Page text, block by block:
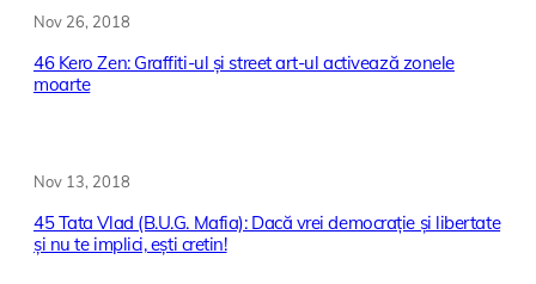
Nov 26, 2018
46 Kero Zen: Graffiti-ul și street art-ul activează zonele
moarte
Nov 13, 2018
45 Tata Vlad (B.U.G. Mafia): Dacă vrei democrație și libertate
și nu te implici, ești cretin!